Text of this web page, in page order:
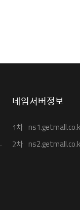
네임서버정보
1차
2차